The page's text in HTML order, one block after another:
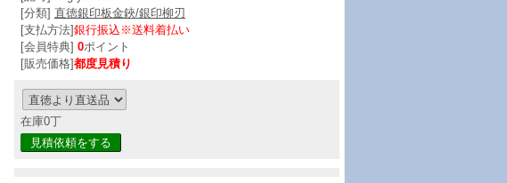
[分類] 直徳銀印板金鋏/銀印柳刃
[支払方法]銀行振込※送料着払い
[会員特典] 0ポイント
[販売価格]都度見積り
在庫0丁
見積依頼をする